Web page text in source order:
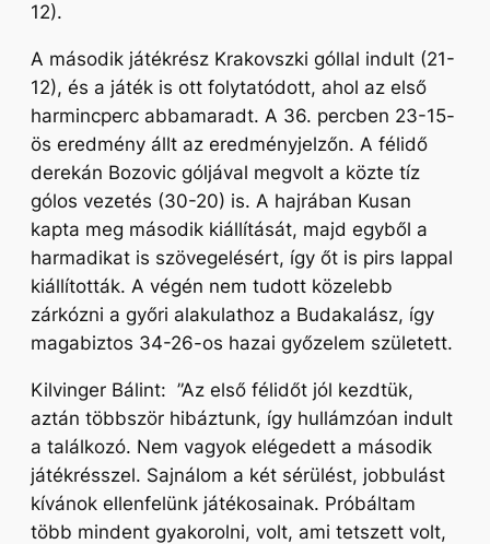
12).
A második játékrész Krakovszki góllal indult (21-
12), és a játék is ott folytatódott, ahol az első
harmincperc abbamaradt. A 36. percben 23-15-
ös eredmény állt az eredményjelzőn. A félidő
derekán Bozovic góljával megvolt a közte tíz
gólos vezetés (30-20) is. A hajrában Kusan
kapta meg második kiállítását, majd egyből a
harmadikat is szövegelésért, így őt is pirs lappal
kiállították. A végén nem tudott közelebb
zárkózni a győri alakulathoz a Budakalász, így
magabiztos 34-26-os hazai győzelem született.
Kilvinger Bálint: ”Az első félidőt jól kezdtük,
aztán többször hibáztunk, így hullámzóan indult
a találkozó. Nem vagyok elégedett a második
játékrésszel. Sajnálom a két sérülést, jobbulást
kívánok ellenfelünk játékosainak. Próbáltam
több mindent gyakorolni, volt, ami tetszett volt,